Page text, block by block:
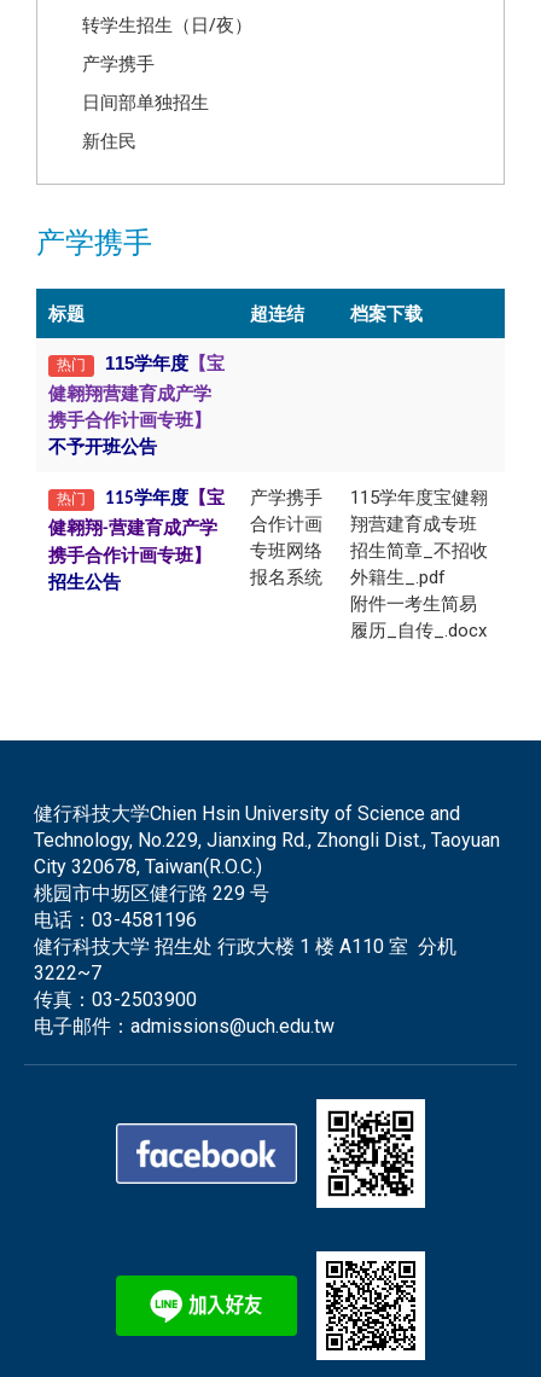
转学生招生（日/夜）
产学携手
日间部单独招生
新住民
产学携手
标题 超连结 档案下载
热门 115学年度 【宝
健翱翔营建育成产学
携手合作计画专班】
不予开班公告
热门 115学年度 【宝
健翱翔-营建育成产学
携手合作计画专班】
招生公告
产学携手
合作计画
专班网络
报名系统
115学年度宝健翱
翔营建育成专班
招生简章_不招收
外籍生_.pdf
附件一考生简易
履历_自传_.docx
健行科技大学Chien Hsin University of Science and
Technology, No.229, Jianxing Rd., Zhongli Dist., Taoyuan
City 320678, Taiwan(R.O.C.)
桃园市中坜区健行路 229 号
电话：03-4581196
健行科技大学 招生处 行政大楼 1 楼 A110 室 分机
3222~7
传真：03-2503900
电子邮件：admissions@uch.edu.tw